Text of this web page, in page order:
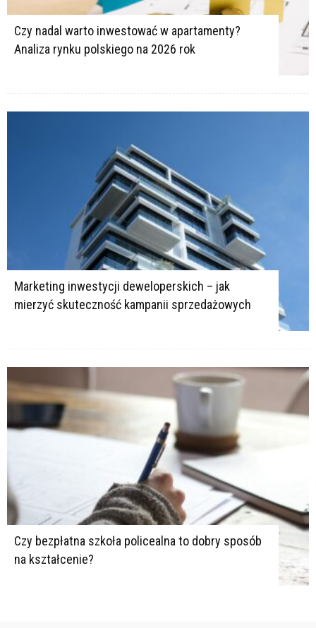
Czy nadal warto inwestować w apartamenty?
Analiza rynku polskiego na 2026 rok
Marketing inwestycji deweloperskich – jak
mierzyć skuteczność kampanii sprzedażowych
Czy bezpłatna szkoła policealna to dobry sposób
na kształcenie?